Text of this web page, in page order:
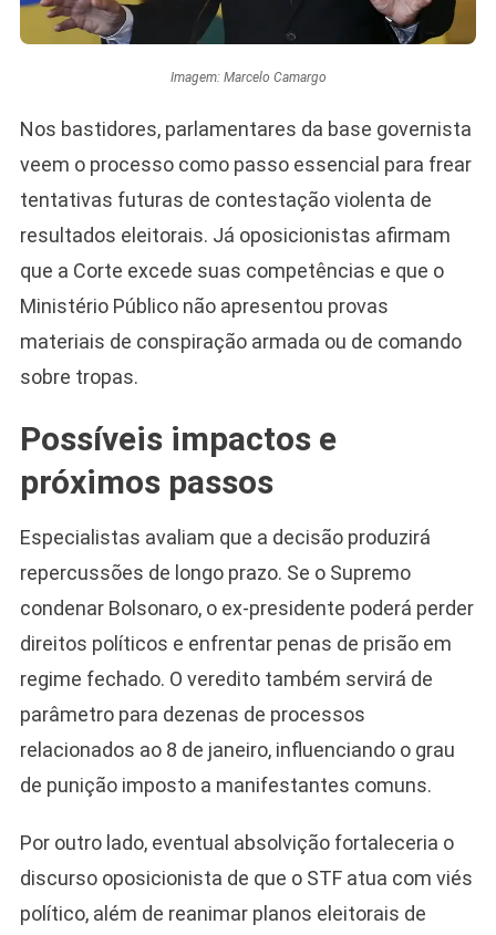
Imagem: Marcelo Camargo
Nos bastidores, parlamentares da base governista
veem o processo como passo essencial para frear
tentativas futuras de contestação violenta de
resultados eleitorais. Já oposicionistas afirmam
que a Corte excede suas competências e que o
Ministério Público não apresentou provas
materiais de conspiração armada ou de comando
sobre tropas.
Possíveis impactos e
próximos passos
Especialistas avaliam que a decisão produzirá
repercussões de longo prazo. Se o Supremo
condenar Bolsonaro, o ex-presidente poderá perder
direitos políticos e enfrentar penas de prisão em
regime fechado. O veredito também servirá de
parâmetro para dezenas de processos
relacionados ao 8 de janeiro, influenciando o grau
de punição imposto a manifestantes comuns.
Por outro lado, eventual absolvição fortaleceria o
discurso oposicionista de que o STF atua com viés
político, além de reanimar planos eleitorais de